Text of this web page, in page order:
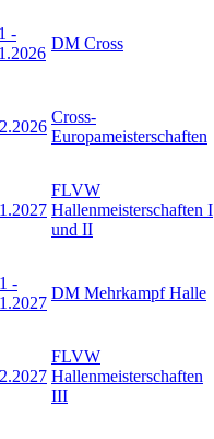
-
DM Cross
Cross-
Europameisterschaften
FLVW
Hallenmeisterschaften I
und II
-
DM Mehrkampf Halle
FLVW
Hallenmeisterschaften
III